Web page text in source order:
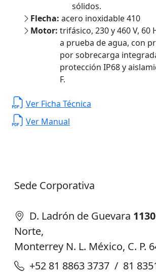
sólidos.
Flecha: acero inoxidable 410
Motor: trifásico, 230 y 460 V, 60
a prueba de agua, con
por sobrecarga
protección IP68 y
F.
Ver Ficha Técnica
Ver Manual
Sede Corporativa
D. Ladrón de Guevara 1130
Norte,
Monterrey N. L. México, C. P.
+52 81 8863 3737 / 81